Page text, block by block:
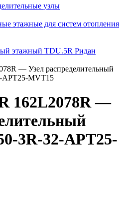
узлы
этажные для систем отопления
этажный TDU.5R Ридан
— Узел распределительный
APT25-MVT15
162L2078R —
3R-32-APT25-